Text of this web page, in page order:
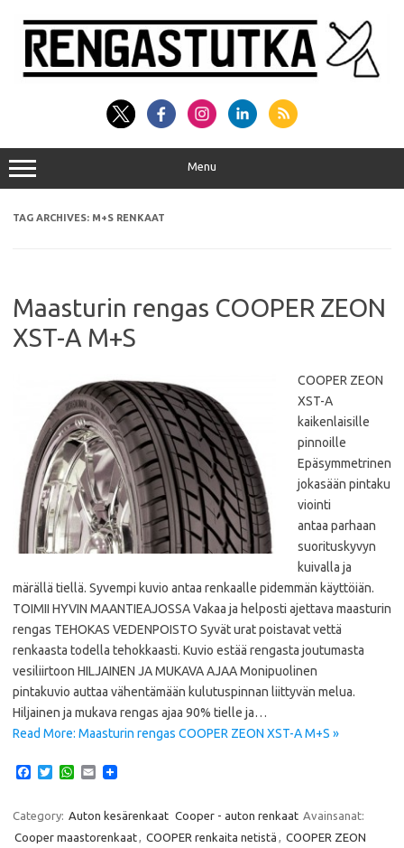
content
Menu
TAG ARCHIVES: M+S RENKAAT
Maasturin rengas COOPER ZEON
XST-A M+S
COOPER ZEON
XST-A
kaikenlaisille
pinnoille
Epäsymmetrinen
jokasään pintaku
viointi
antaa parhaan
suorituskyvyn
kuivalla ja
märällä tiellä. Syvempi kuvio antaa renkaalle pidemmän käyttöiän.
TOIMII HYVIN MAANTIEAJOSSA Vakaa ja helposti ajettava maasturin
rengas TEHOKAS VEDENPOISTO Syvät urat poistavat vettä
renkaasta todella tehokkaasti. Kuvio estää rengasta joutumasta
vesiliirtoon HILJAINEN JA MUKAVA AJAA Monipuolinen
pintakuvio auttaa vähentämään kulutuspinnan liittyvän melua.
Hiljainen ja mukava rengas ajaa 90% tielle ja…
Read More: Maasturin rengas COOPER ZEON XST-A M+S »
e
o
T
t
e
W
t
A
E
i
Category: Auton kesärenkaat Cooper - auton renkaat Avainsanat:
Cooper maastorenkaat
COOPER renkaita netistä
COOPER ZEON